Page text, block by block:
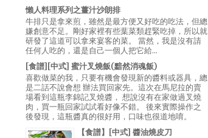
懶人料理系列之薑汁沙朗排
牛排只是拿來煎，雖然是最方便又好吃的吃法，但總
嫌創意不足。剛好家裡有些葉菜類趕緊吃掉，所以就
研發了這道可以拿來宴客的菜。 當然，我是沒有請
任何人吃的，還是自己一個人把它給...
[食譜][中式] 蜜汁叉燒飯(黯然消魂飯)
喜歡做菜的我，只要有機會發現新的醬料或器具，總
是二話不說會想 辦法買回家先。這次在馬尼拉的賣
場看到這瓶李錦記叉燒醬， 想說沒有在家做過叉燒
肉，買一瓶回家試試看好像不錯。 後來實際操作之
後發現，這瓶醬真的很好用，口味也很道地唷。
【食譜】[中式] 醬油燒皮刀